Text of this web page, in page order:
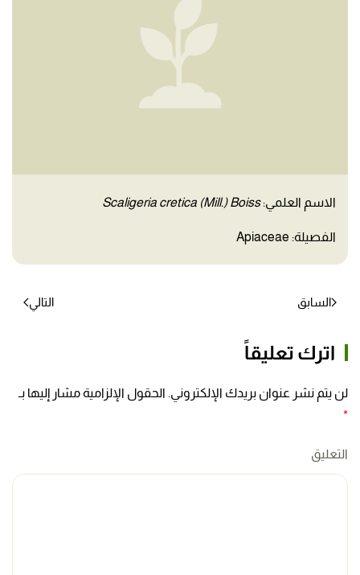
الاسم العلمي:Scaligeria cretica (Mill.) Boiss
الفصيلة: Apiaceae
السابق التالي
اترك تعليقاً
لن يتم نشر عنوان بريدك الإلكتروني. الحقول الإلزامية مشار إليها بـ
*
التعليق